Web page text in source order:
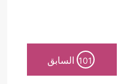
101 السابق